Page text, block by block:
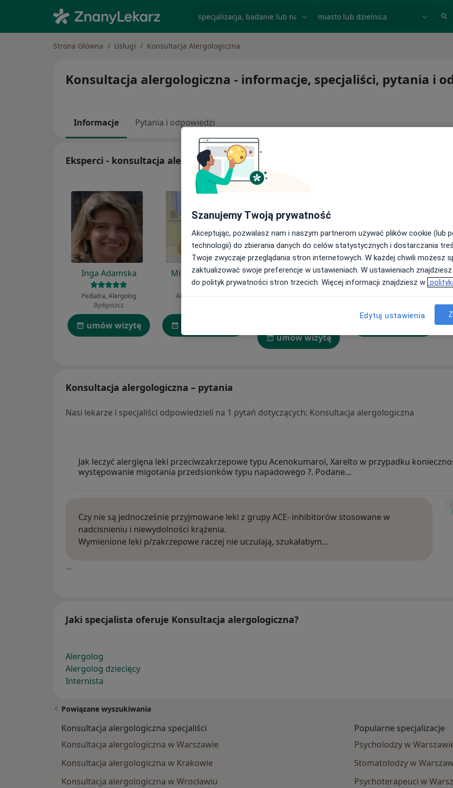
Strona Główna Usługi Konsultacja Alergologiczna
Konsultacja alergologiczna - informacje, specjaliści, pytania i
Informacje Pytania i odpowiedzi
Eksperci - konsultacja alergologiczna
Inga Adamska
Pediatra, Alergolog
Bydgoszcz
umów wizytę
Mirella Kowalska
Alergolog, Pediatra
Marta Dołęga-
Kozierowska
umów wizytę
Ewelina Wilińska
Konsultacja alergologiczna – pytania
Nasi lekarze i specjaliści odpowiedzieli na 1 pytań dotyczących: Konsultacja alergologiczna
Jak leczyć alergięna leki przeciwzakrzepowe typu Acenokumarol, Xarelto w przypadku
występowanie migotania przedsionków typu napadowego ?. Podane…
Czy nie są jednocześnie przyjmowane leki z grupy ACE- inhibitorów stosowane w
nadcisnieniu i niewydolności krążenia.
Wymienione leki p/zakrzepowe raczej nie uczulają, szukałabym…
Jaki specjalista oferuje Konsultacja alergologiczna?
Alergolog
Alergolog dziecięcy
Internista
Powiązane wyszukiwania
Konsultacja alergologiczna specjaliści
Konsultacja alergologiczna w Warszawie
Konsultacja alergologiczna w Krakowie
Konsultacja alergologiczna w Wrocławiu
Popularne specjalizacje
Psycholodzy w
Stomatolodzy w
Psychoterapeuci w
Szanujemy Twoją prywatność
Akceptując, pozwalasz nam i naszym partnerom używać plików cookie (lub
technologii) do zbierania danych do celów statystycznych i dostarczania
Twoje zwyczaje przeglądania stron internetowych. W każdej chwili możesz
zaktualizować swoje preferencje w ustawieniach. W ustawieniach
do polityk prywatności stron trzecich. Więcej informacji znajdziesz w
Edytuj ustawienia